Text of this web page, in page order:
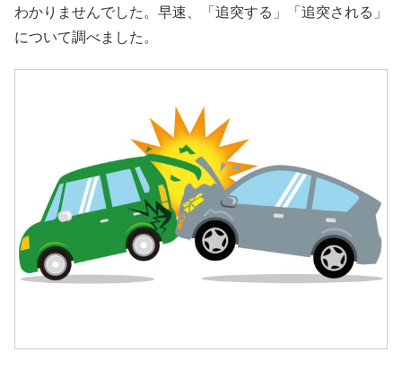
わかりませんでした。早速、「追突する」「追突される」
について調べました。